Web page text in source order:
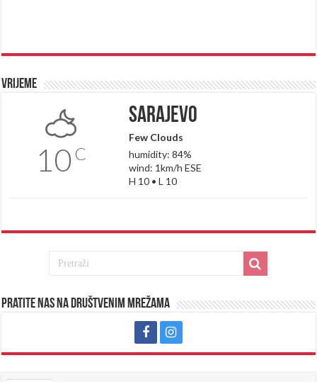
Vrijeme
10 C
Sarajevo
Few Clouds
humidity: 84%
wind: 1km/h ESE
H 10 • L 10
Pratite nas na društvenim mrežama